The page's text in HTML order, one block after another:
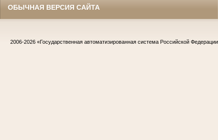
ОБЫЧНАЯ ВЕРСИЯ САЙТА
2006-2026 «Государственная автоматизированная система Российской